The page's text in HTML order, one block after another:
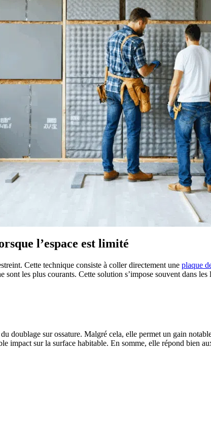
l’espace est limité
Cette technique consiste à coller directement une plaque
les plus courants. Cette solution s’impose souvent dans
doublage sur ossature. Malgré cela, elle permet un gain
impact sur la surface habitable. En somme, elle répond bien